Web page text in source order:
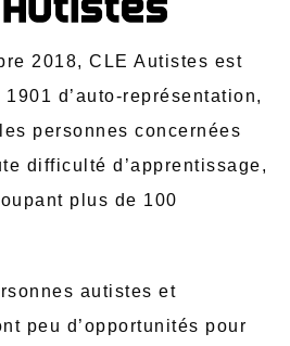
2018, CLE Autistes est
d’auto-représentation,
personnes concernées
difficulté d’apprentissage,
plus de 100
autistes et
peu d’opportunités pour